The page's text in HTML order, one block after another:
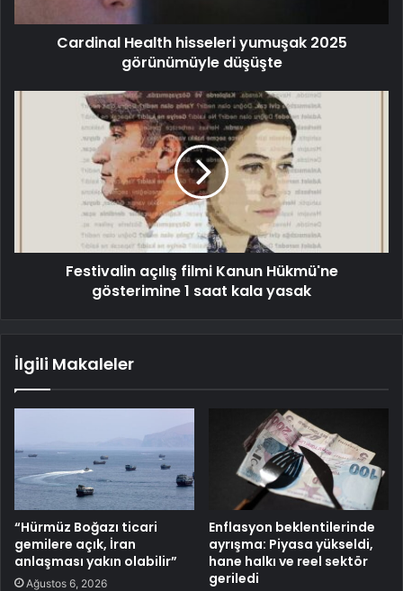
Cardinal Health hisseleri yumuşak 2025
görünümüyle düşüşte
Festivalin açılış filmi Kanun Hükmü'ne
gösterimine 1 saat kala yasak
İlgili Makaleler
“Hürmüz Boğazı ticari
gemilere açık, İran
anlaşması yakın olabilir”
Ağustos 6, 2026
Enflasyon beklentilerinde
ayrışma: Piyasa yükseldi,
hane halkı ve reel sektör
geriledi